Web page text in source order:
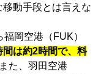
動手段とは言えな
岡空港（FUK）
間は約2時間で、料
た、羽田空港